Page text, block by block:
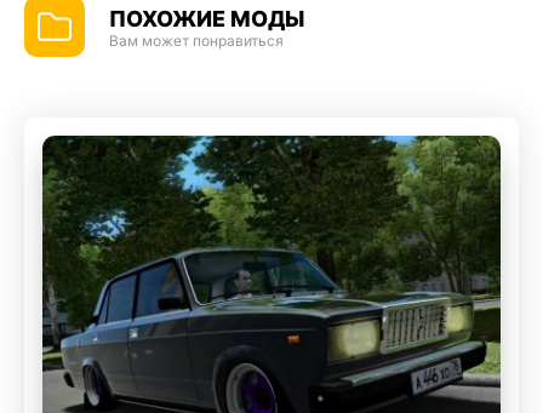
ПОХОЖИЕ МОДЫ
Вам может понравиться